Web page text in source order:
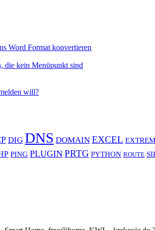
Word Format konvertieren
die kein Menüpunkt sind
will?
DIG DNS DOMAIN EXCEL
PING PLUGIN PRTG PYTHON ROUTE